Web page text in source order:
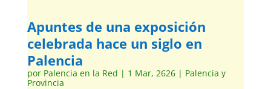
Apuntes de una exposición
celebrada hace un siglo en
Palencia
por Palencia en la Red | 1 Mar, 2626| Palencia y
Provincia